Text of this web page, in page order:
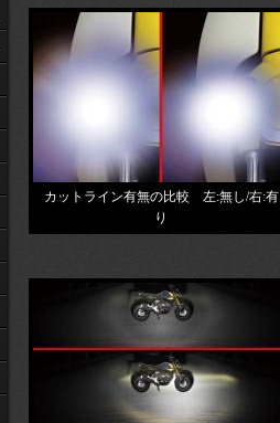
カットライン有無の比較 左:無し/右:有
り